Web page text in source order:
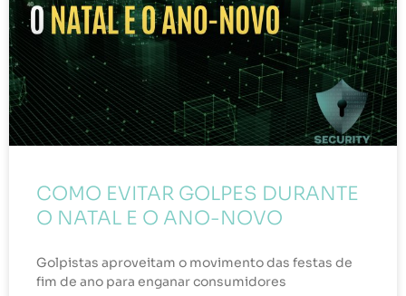
COMO EVITAR GOLPES DURANTE
O NATAL E O ANO-NOVO
Golpistas aproveitam o movimento das festas de
fim de ano para enganar consumidores